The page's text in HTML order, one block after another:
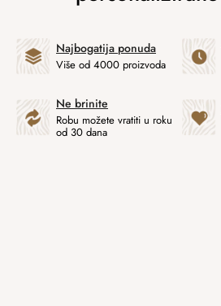
Najbogatija ponuda
Više od 4000 proizvoda
Ne brinite
Robu možete vratiti u roku
od 30 dana